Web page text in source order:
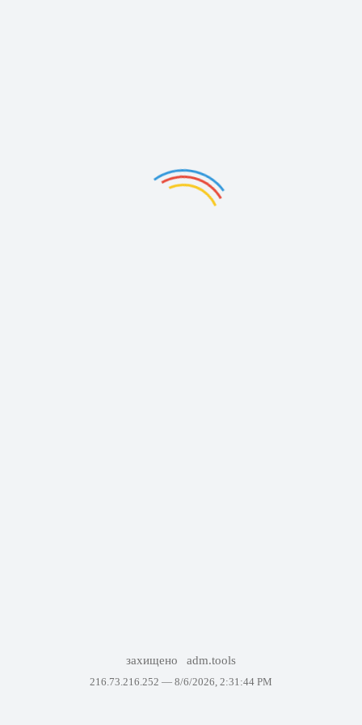
захищено adm.tools
216.73.216.252 — 8/6/2026, 2:31:44 PM